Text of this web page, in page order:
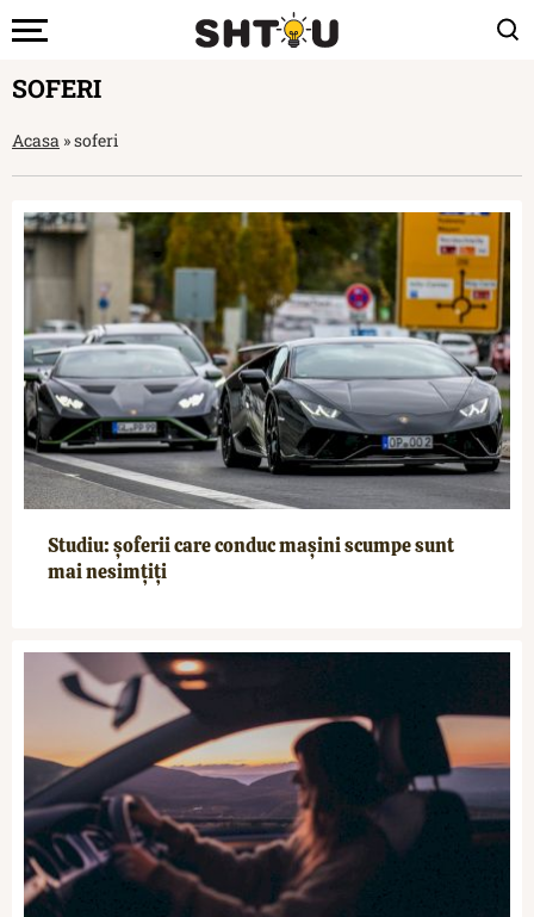
SOFERI
Acasa »soferi
Studiu: șoferii care conduc mașini scumpe sunt
mai nesimțiți